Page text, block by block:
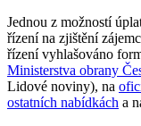
Jednou z možností
řízení na zjištění
řízení vyhlašováno
Ministerstva obrany
Lidové noviny), na
ostatních nabídkách a